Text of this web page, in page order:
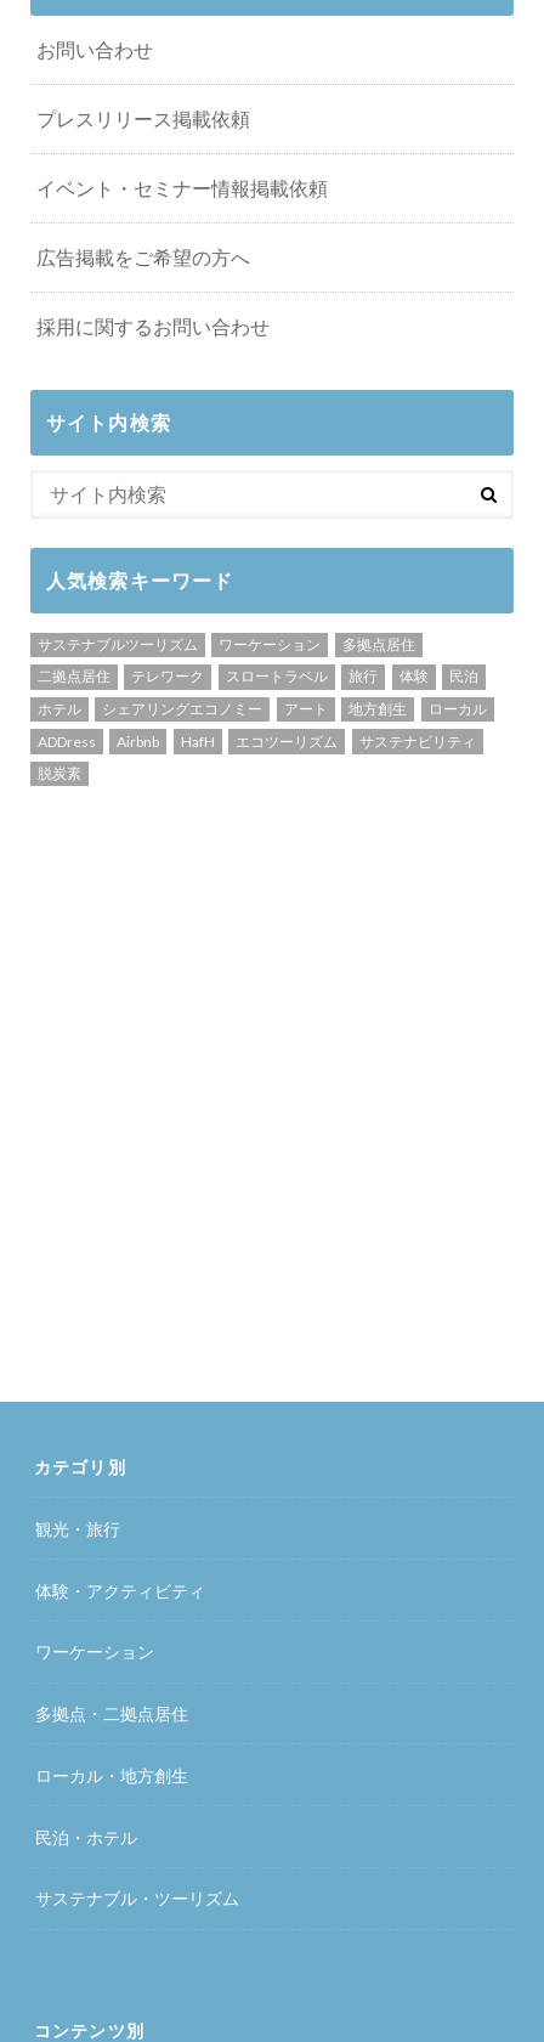
お問い合わせ
プレスリリース掲載依頼
イベント・セミナー情報掲載依頼
広告掲載をご希望の方へ
採用に関するお問い合わせ
サイト内検索
人気検索キーワード
サステナブルツーリズム ワーケーション
多拠点居住
二拠点居住
テレワーク スロートラベル 旅行 体験
民泊
ホテル
シェアリングエコノミー アート 地方創生
ローカル
ADDress
Airbnb HafH エコツーリズム
サステナビリティ
脱炭素
カテゴリ別
観光・旅行
体験・アクティビティ
ワーケーション
多拠点・二拠点居住
ローカル・地方創生
民泊・ホテル
サステナブル・ツーリズム
コンテンツ別